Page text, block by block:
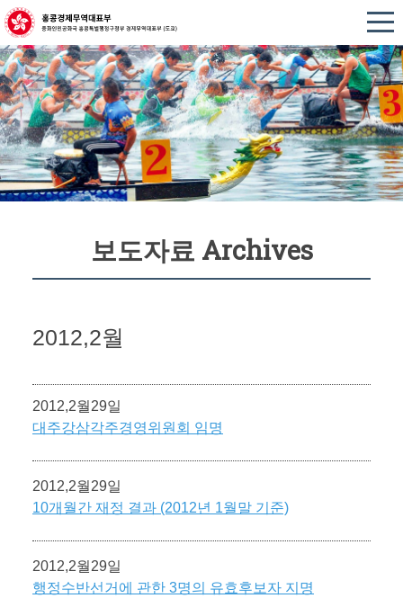
보도자료 Archives
2012,2월
2012,2월29일
대주강삼각주경영위원회 임명
2012,2월29일
10개월간 재정 결과 (2012년 1월말 기준)
2012,2월29일
행정수반선거에 관한 3명의 유효후보자 지명